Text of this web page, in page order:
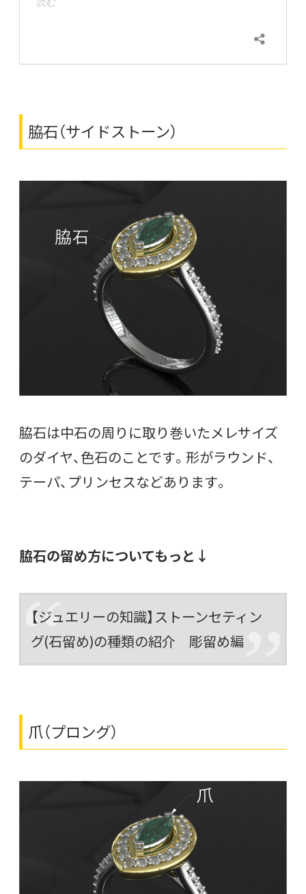
脇石（サイドストーン）
脇石は中石の周りに取り巻いたメレサイズ
のダイヤ、色石のことです。形がラウンド、
テーパ、プリンセスなどあります。
脇石の留め方についてもっと↓
【ジュエリーの知識】ストーンセティン
グ(石留め)の種類の紹介 彫留め編
爪（プロング）